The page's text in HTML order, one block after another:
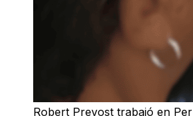
Robert Prevost trabajó en